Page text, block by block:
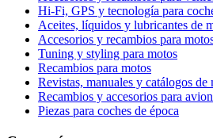
Hi-Fi, GPS y tecnología para
Aceites, líquidos y lubricantes de
Accesorios y recambios para
Tuning y styling para motos
Recambios para motos
Revistas, manuales y catálogos de
Recambios y accesorios para
Piezas para coches de época